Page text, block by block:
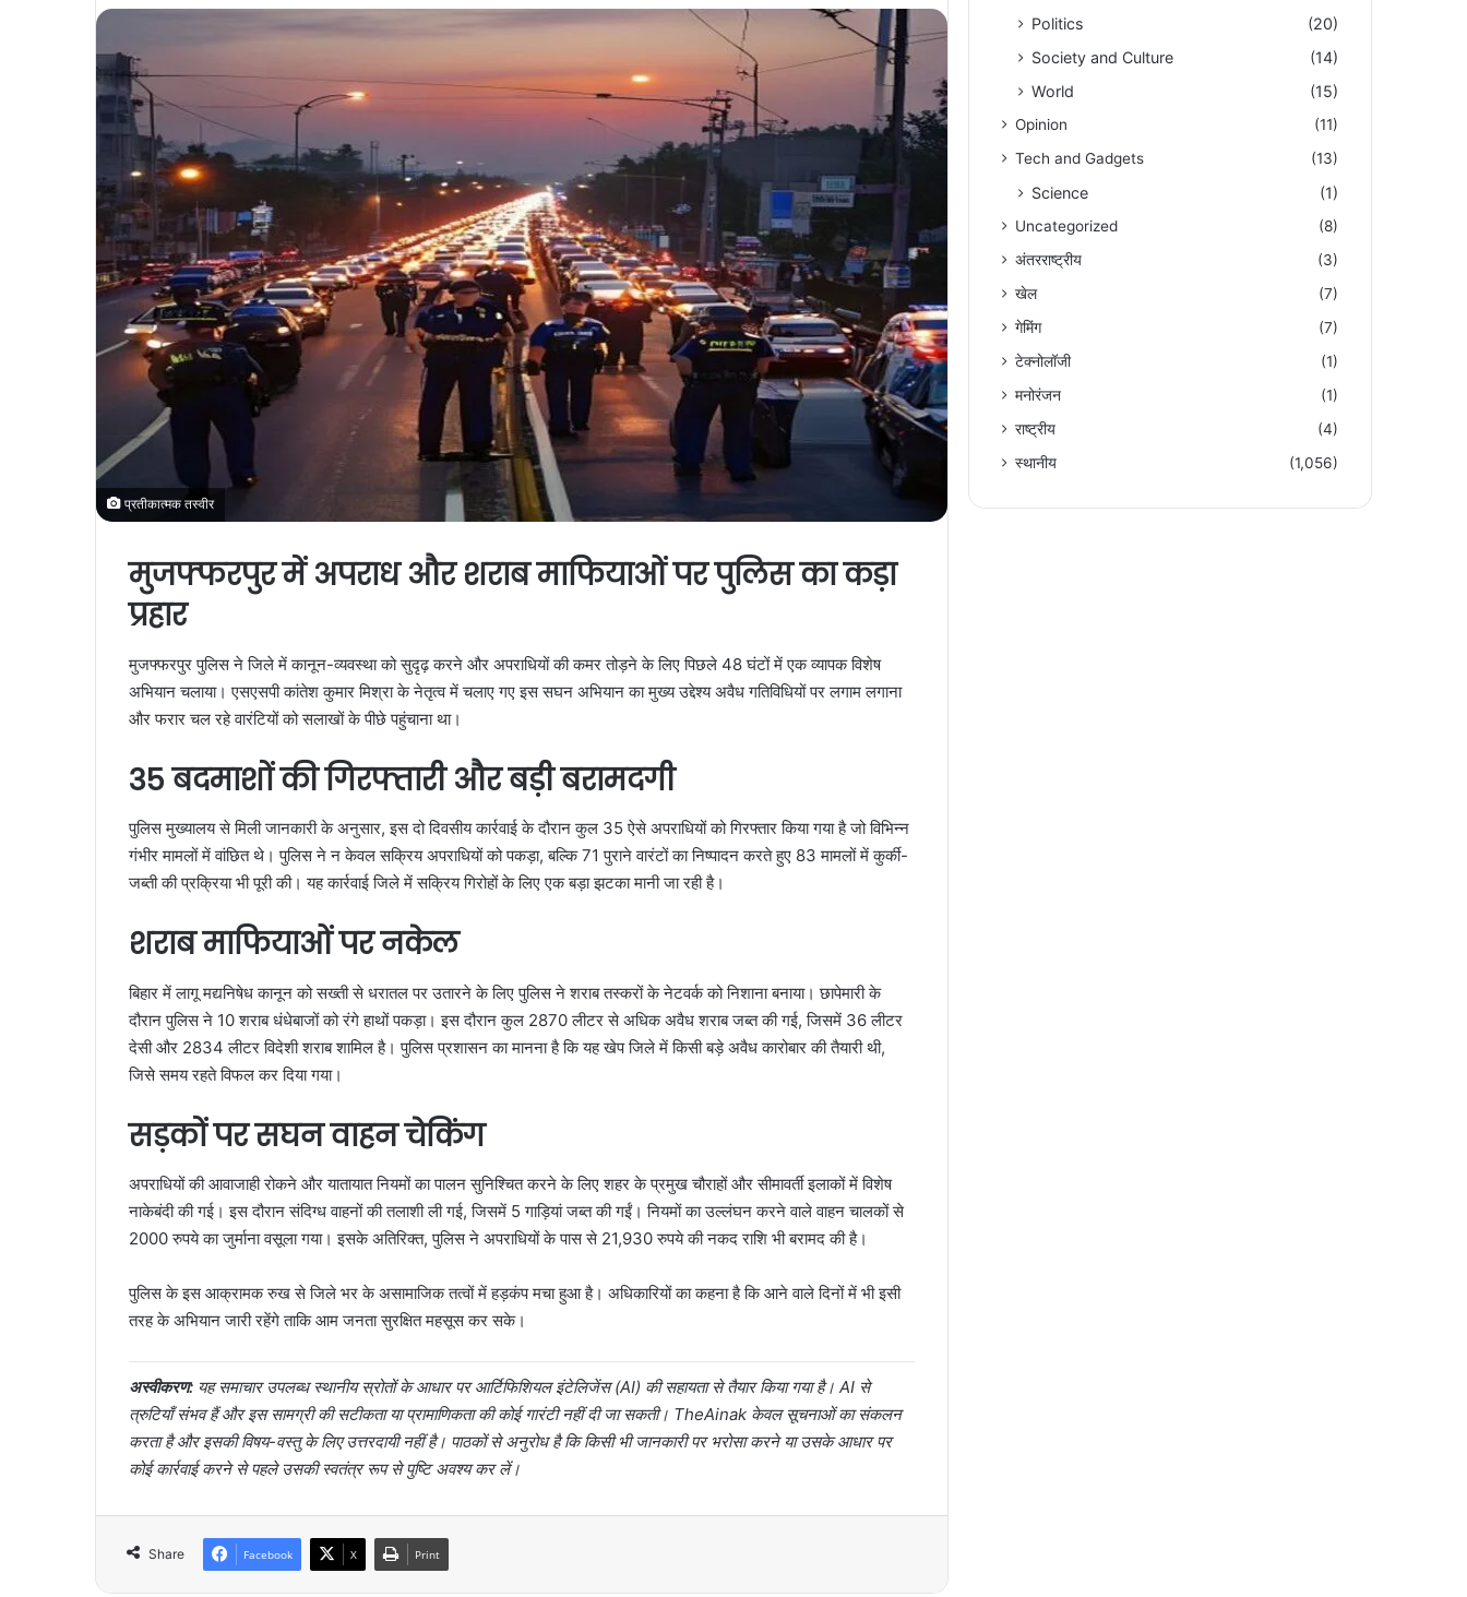
a
n
प्रतीकात्मक तस्वीर
मुजफ्फरपुर में अपराध और शराब माफियाओं पर पुलिस का कड़ा
प्रहार
मुजफ्फरपुर पुलिस ने जिले में कानून-व्यवस्था को सुदृढ़ करने और अपराधियों की कमर तोड़ने के लिए पिछले 48 घंटों में एक व्यापक विशेष
अभियान चलाया। एसएसपी कांतेश कुमार मिश्रा के नेतृत्व में चलाए गए इस सघन अभियान का मुख्य उद्देश्य अवैध गतिविधियों पर लगाम लगाना
और फरार चल रहे वारंटियों को सलाखों के पीछे पहुंचाना था।
35 बदमाशों की गिरफ्तारी और बड़ी बरामदगी
पुलिस मुख्यालय से मिली जानकारी के अनुसार, इस दो दिवसीय कार्रवाई के दौरान कुल 35 ऐसे अपराधियों को गिरफ्तार किया गया है जो विभिन्न
गंभीर मामलों में वांछित थे। पुलिस ने न केवल सक्रिय अपराधियों को पकड़ा, बल्कि 71 पुराने वारंटों का निष्पादन करते हुए 83 मामलों में कुर्की-
जब्ती की प्रक्रिया भी पूरी की। यह कार्रवाई जिले में सक्रिय गिरोहों के लिए एक बड़ा झटका मानी जा रही है।
शराब माफियाओं पर नकेल
बिहार में लागू मद्यनिषेध कानून को सख्ती से धरातल पर उतारने के लिए पुलिस ने शराब तस्करों के नेटवर्क को निशाना बनाया। छापेमारी के
दौरान पुलिस ने 10 शराब धंधेबाजों को रंगे हाथों पकड़ा। इस दौरान कुल 2870 लीटर से अधिक अवैध शराब जब्त की गई, जिसमें 36 लीटर
देसी और 2834 लीटर विदेशी शराब शामिल है। पुलिस प्रशासन का मानना है कि यह खेप जिले में किसी बड़े अवैध कारोबार की तैयारी थी,
जिसे समय रहते विफल कर दिया गया।
सड़कों पर सघन वाहन चेकिंग
अपराधियों की आवाजाही रोकने और यातायात नियमों का पालन सुनिश्चित करने के लिए शहर के प्रमुख चौराहों और सीमावर्ती इलाकों में विशेष
नाकेबंदी की गई। इस दौरान संदिग्ध वाहनों की तलाशी ली गई, जिसमें 5 गाड़ियां जब्त की गईं। नियमों का उल्लंघन करने वाले वाहन चालकों से
2000 रुपये का जुर्माना वसूला गया। इसके अतिरिक्त, पुलिस ने अपराधियों के पास से 21,930 रुपये की नकद राशि भी बरामद की है।
पुलिस के इस आक्रामक रुख से जिले भर के असामाजिक तत्वों में हड़कंप मचा हुआ है। अधिकारियों का कहना है कि आने वाले दिनों में भी इसी
तरह के अभियान जारी रहेंगे ताकि आम जनता सुरक्षित महसूस कर सके।
अस्वीकरण: यह समाचार उपलब्ध स्थानीय स्रोतों के आधार पर आर्टिफिशियल इंटेलिजेंस (AI) की सहायता से तैयार किया गया है। AI से
त्रुटियाँ संभव हैं और इस सामग्री की सटीकता या प्रामाणिकता की कोई गारंटी नहीं दी जा सकती। TheAinak केवल सूचनाओं का संकलन
करता है और इसकी विषय-वस्तु के लिए उत्तरदायी नहीं है। पाठकों से अनुरोध है कि किसी भी जानकारी पर भरोसा करने या उसके आधार पर
कोई कार्रवाई करने से पहले उसकी स्वतंत्र रूप से पुष्टि अवश्य कर लें।
Share Facebook X Print
Politics
(20)
Society and Culture
(14)
World
(15)
Opinion
(11)
Tech and Gadgets
(13)
Science (1)
Uncategorized
(8)
अंतरराष्ट्रीय
(3)
खेल
(7)
गेमिंग
(7)
टेक्नोलॉजी
(1)
मनोरंजन
(1)
राष्ट्रीय
(4)
स्थानीय
(1,056)